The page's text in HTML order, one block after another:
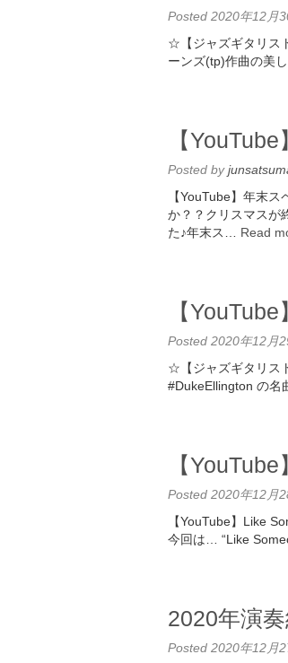
Posted 2020年12月
☆【ジャズギタリス
ーンズ(tp)作曲の美
【
Posted by
【YouTube】年末
か？？クリスマスが
た♪年末ス… Read
【
Posted 2020年12月
☆【ジャズギタリス
#DukeEllington の名
【
Posted 2020年12月
【YouTube】Like
今回は… “Like
2020年演
Posted 2020年12月